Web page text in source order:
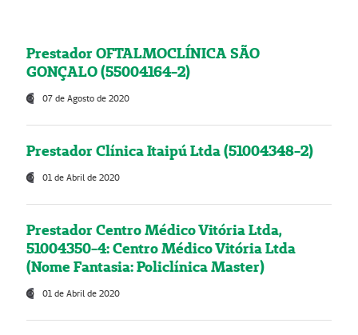
Prestador OFTALMOCLÍNICA SÃO
GONÇALO (55004164-2)
07 de Agosto de 2020
Prestador Clínica Itaipú Ltda (51004348-2)
01 de Abril de 2020
Prestador Centro Médico Vitória Ltda,
51004350-4: Centro Médico Vitória Ltda
(Nome Fantasia: Policlínica Master)
01 de Abril de 2020